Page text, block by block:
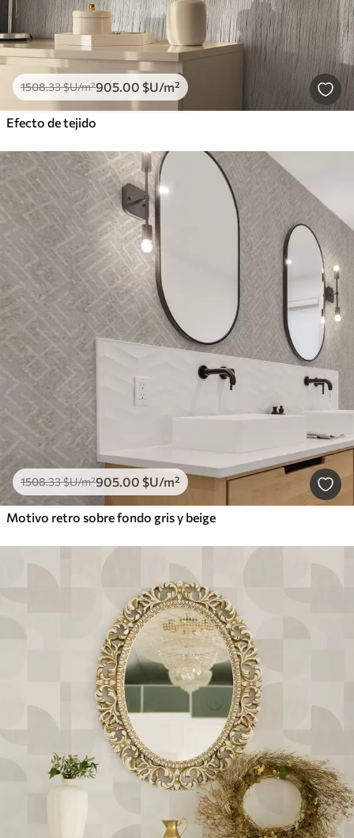
1508.33$U/m²905.00 $U/m²
Efecto de tejido
1508.33$U/m²905.00 $U/m²
Motivo retro sobre fondo gris y beige